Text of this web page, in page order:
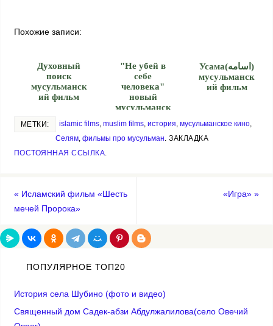
Похожие записи:
Духовный
поиск
мусульманск
ий фильм
"Не убей в
себе
человека"
новый
мусульманск
Усама(اسامه‎)
мусульманск
ий фильм
МЕТКИ: islamic films, muslim films, история мусульманское кино,
Селям, фильмы про мусульман ЗАКЛАДКА
ПОСТОЯННАЯ ССЫЛКА
« Исламский фильм «Шесть
мечей Пророка»
«Игра»»
ПОПУЛЯРНОЕ ТОП20
История села Шубино (фото и видео)
Священный дом Садек-абзи Абдулжалилова(село Овечий